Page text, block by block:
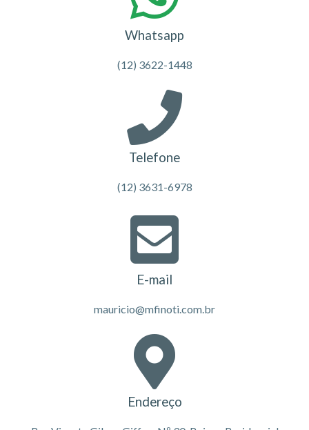
Whatsapp
(12) 3622-1448
Telefone
(12) 3631-6978
E-mail
mauricio@mfinoti.com.br
Endereço